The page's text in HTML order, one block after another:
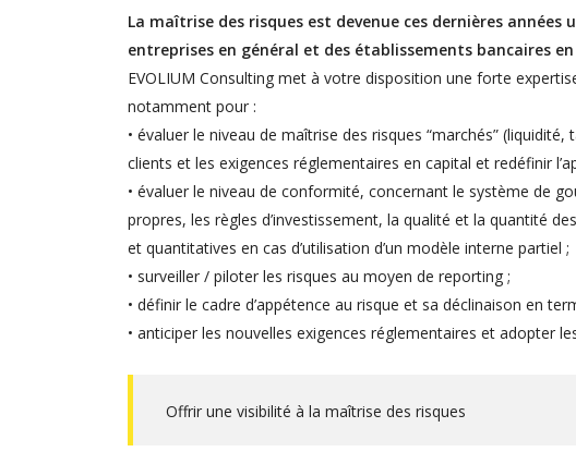
La maîtrise des risques est devenue ces dernières
entreprises en général et des établissements bancaires
EVOLIUM Consulting met à votre disposition une forte
notamment pour :
• évaluer le niveau de maîtrise des risques “marchés”
clients et les exigences réglementaires en capital et redéfinir
• évaluer le niveau de conformité, concernant le système de
propres, les règles d’investissement, la qualité et la quantité
et quantitatives en cas d’utilisation d’un modèle interne partiel ;
• surveiller / piloter les risques au moyen de reporting ;
• définir le cadre d’appétence au risque et sa déclinaison en
• anticiper les nouvelles exigences réglementaires et adopter
Offrir une visibilité à la maîtrise des risques